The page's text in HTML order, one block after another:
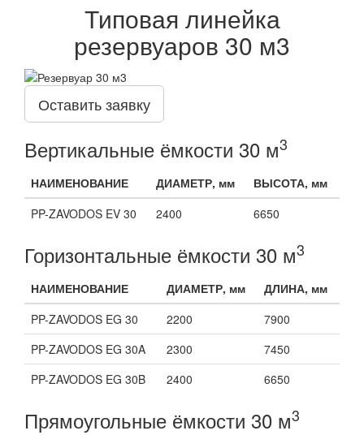
Типовая линейка
резервуаров 30 м3
Оставить заявку
Вертикальные ёмкости 30 м3
НАИМЕНОВАНИЕ ДИАМЕТР, мм
ВЫСОТА, мм
PP-ZAVODOS EV 30
2400 6650
Горизонтальные ёмкости 30 м3
НАИМЕНОВАНИЕ ДИАМЕТР, мм
ДЛИНА, мм
PP-ZAVODOS EG 30
2200
7900
PP-ZAVODOS EG 30A
2300
7450
PP-ZAVODOS EG 30B
2400 6650
Прямоугольные ёмкости 30 м3